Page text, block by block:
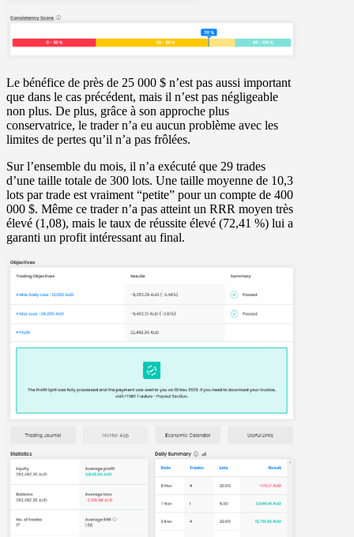
Le bénéfice de près de 25 000 $ n’est pas aussi important
que dans le cas précédent, mais il n’est pas négligeable
non plus. De plus, grâce à son approche plus
conservatrice, le trader n’a eu aucun problème avec les
limites de pertes qu’il n’a pas frôlées.
Sur l’ensemble du mois, il n’a exécuté que 29 trades
d’une taille totale de 300 lots. Une taille moyenne de 10,3
lots par trade est vraiment “petite” pour un compte de 400
000 $. Même ce trader n’a pas atteint un RRR moyen très
élevé (1,08), mais le taux de réussite élevé (72,41 %) lui a
garanti un profit intéressant au final.